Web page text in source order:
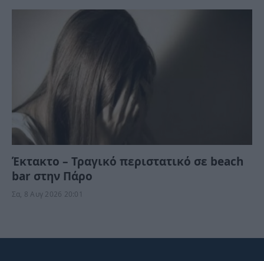
Έκτακτο – Τραγικό περιστατικό σε beach
bar στην Πάρο
Σα, 8 Αυγ 2026 20:01